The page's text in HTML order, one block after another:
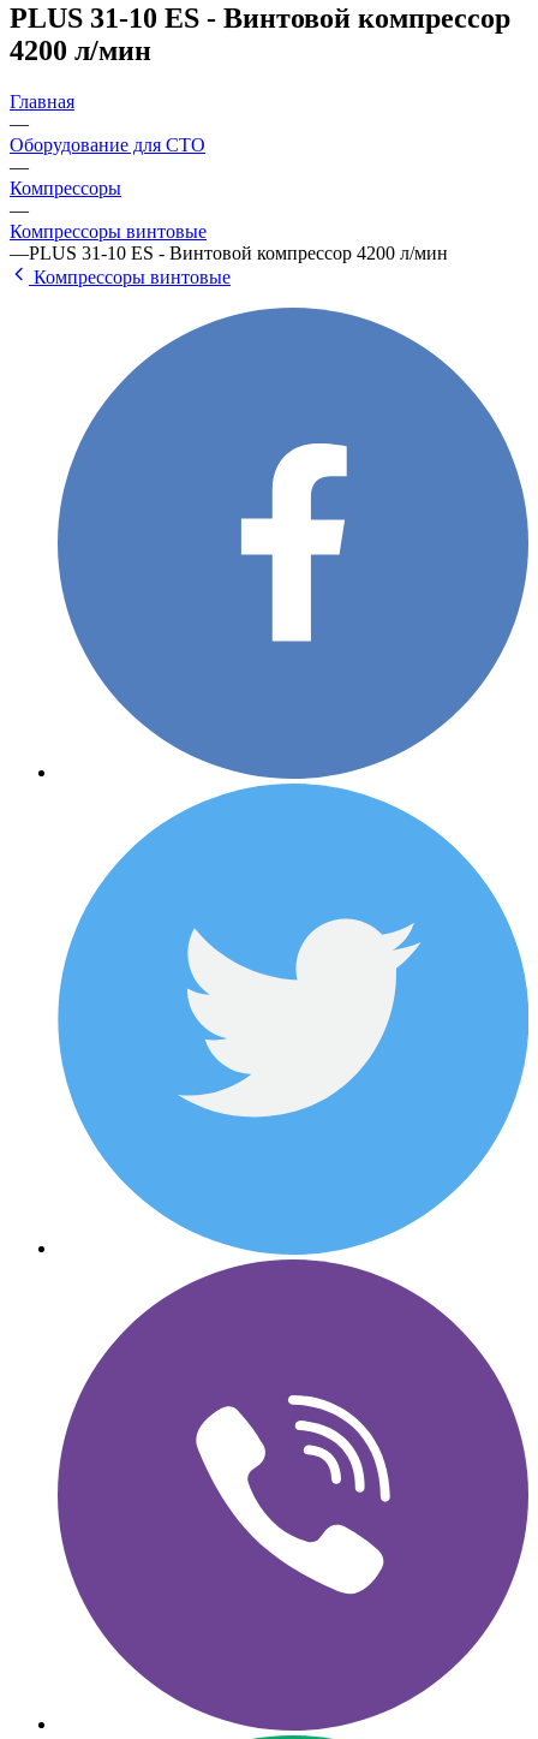
PLUS 31-10 ES - Винтовой компрессор
4200 л/мин
Главная
—
Оборудование для СТО
—
Компрессоры
—
Компрессоры винтовые
—PLUS 31-10 ES - Винтовой компрессор 4200 л/мин
Компрессоры винтовые